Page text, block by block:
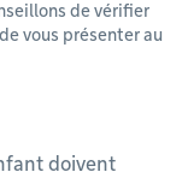
de vérifier
vous présenter au
doivent